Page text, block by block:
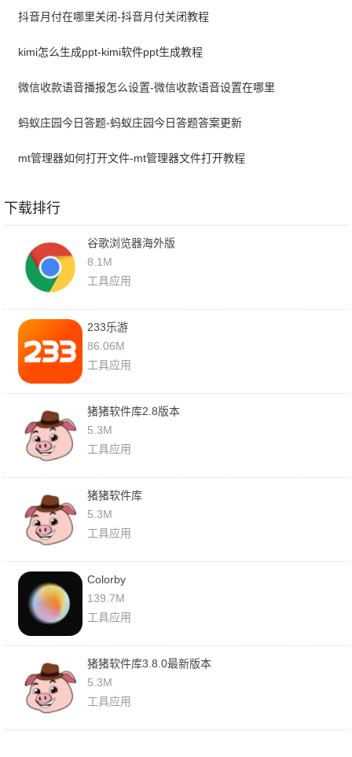
抖音月付在哪里关闭-抖音月付关闭教程
kimi怎么生成ppt-kimi软件ppt生成教程
微信收款语音播报怎么设置-微信收款语音设置在哪里
蚂蚁庄园今日答题-蚂蚁庄园今日答题答案更新
mt管理器如何打开文件-mt管理器文件打开教程
下载排行
谷歌浏览器海外版
8.1M
工具应用
233乐游
86.06M
工具应用
猪猪软件库2.8版本
5.3M
工具应用
猪猪软件库
5.3M
工具应用
Colorby
139.7M
工具应用
猪猪软件库3.8.0最新版本
5.3M
工具应用